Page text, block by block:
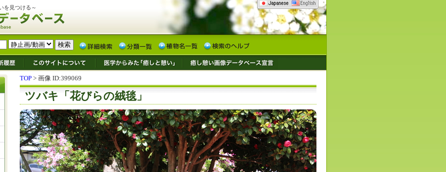
を見つける～
TOP > 画像 ID:399069
ツバキ「花びらの絨毯」